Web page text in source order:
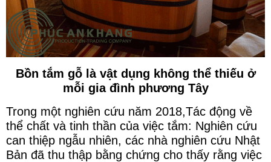
Bồn tắm gỗ là vật dụng không thể thiếu ở
mỗi gia đình phương Tây
Trong một nghiên cứu năm 2018,Tác động về
thể chất và tinh thần của việc tắm: Nghiên cứu
can thiệp ngẫu nhiên, các nhà nghiên cứu Nhật
Bản đã thu thập bằng chứng cho thấy rằng việc